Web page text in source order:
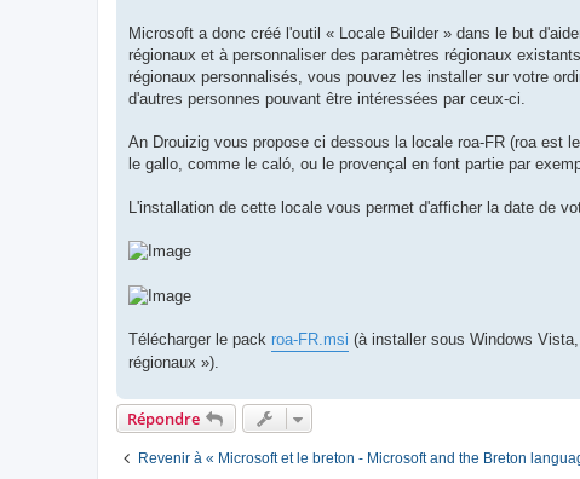
Microsoft a donc créé l'outil « Locale Builder » dans le but
régionaux et à personnaliser des paramètres régionaux
régionaux personnalisés, vous pouvez les installer sur votre
d'autres personnes pouvant être intéressées par ceux-ci.
An Drouizig vous propose ci dessous la locale roa-FR (roa est
le gallo, comme le caló, ou le provençal en font partie par
L'installation de cette locale vous permet d'afficher la date de
Télécharger le pack roa-FR.msi (à installer sous Windows
régionaux »).
Répondre
Revenir à « Microsoft et le breton - Microsoft and the Breton